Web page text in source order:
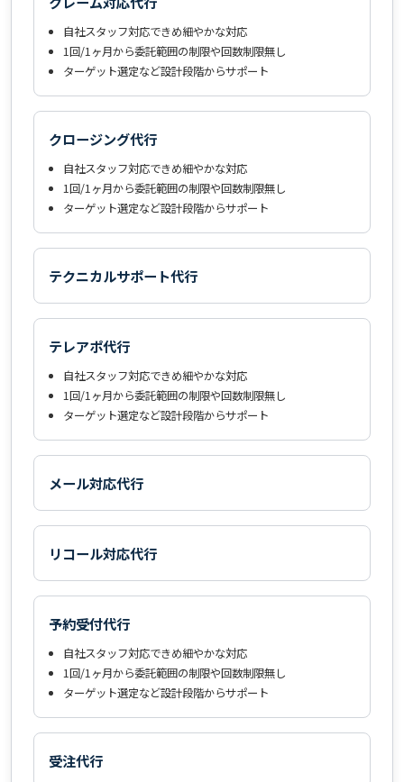
自社スタッフ対応できめ細やかな対応
1回/1ヶ月から委託範囲の制限や回数制限無し
ターゲット選定など設計段階からサポート
クロージング代行
自社スタッフ対応できめ細やかな対応
1回/1ヶ月から委託範囲の制限や回数制限無し
ターゲット選定など設計段階からサポート
テクニカルサポート代行
テレアポ代行
自社スタッフ対応できめ細やかな対応
1回/1ヶ月から委託範囲の制限や回数制限無し
ターゲット選定など設計段階からサポート
メール対応代行
リコール対応代行
予約受付代行
自社スタッフ対応できめ細やかな対応
1回/1ヶ月から委託範囲の制限や回数制限無し
ターゲット選定など設計段階からサポート
受注代行